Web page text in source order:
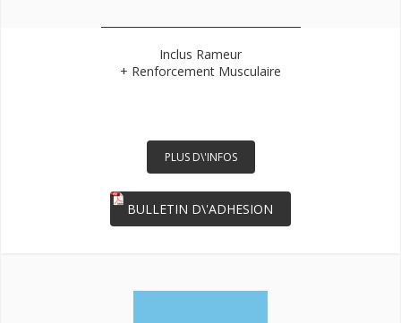
Inclus Rameur
+ Renforcement Musculaire
PLUS D\'INFOS
BULLETIN D\'ADHESION